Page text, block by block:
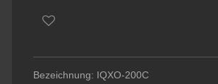
Bezeichnung: IQXO-200C